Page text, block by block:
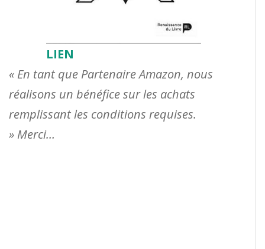
LIEN
« En tant que Partenaire Amazon, nous
réalisons un bénéfice sur les achats
remplissant les conditions requises.
» Merci…